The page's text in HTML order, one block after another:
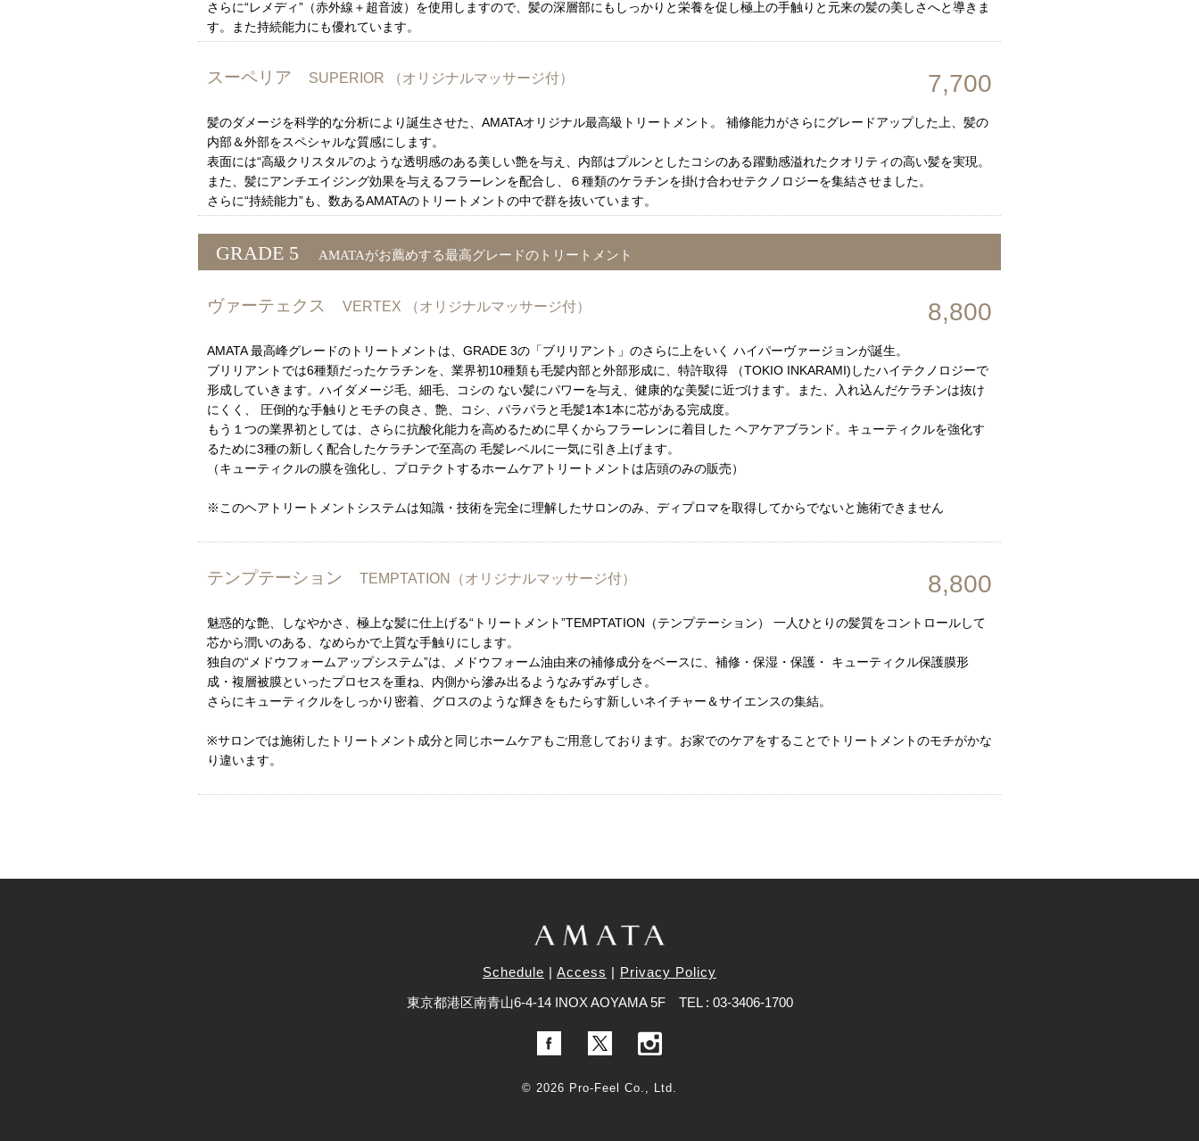
さらに“レメディ”（赤外線＋超音波）を使用しますので、髪の深層部にもしっかりと栄養を促し極上の手触りと元来の髪の美しさへと導きま
す。また持続能力にも優れています。
スーペリア SUPERIOR （オリジナルマッサージ付） 7,700
髪のダメージを科学的な分析により誕生させた、AMATAオリジナル最高級トリートメント。 補修能力がさらにグレードアップした上、髪の
内部＆外部をスペシャルな質感にします。
表面には“高級クリスタル”のような透明感のある美しい艶を与え、内部はプルンとしたコシのある躍動感溢れたクオリティの高い髪を実現。
また、髪にアンチエイジング効果を与えるフラーレンを配合し、６種類のケラチンを掛け合わせテクノロジーを集結させました。
さらに“持続能力”も、数あるAMATAのトリートメントの中で群を抜いています。
GRADE 5 AMATAがお薦めする最高グレードのトリートメント
ヴァーテェクス VERTEX （オリジナルマッサージ付） 8,800
AMATA 最高峰グレードのトリートメントは、GRADE 3の「ブリリアント」のさらに上をいく ハイパーヴァージョンが誕生。
ブリリアントでは6種類だったケラチンを、業界初10種類も毛髪内部と外部形成に、特許取得 （TOKIO INKARAMI)したハイテクノロジーで
形成していきます。ハイダメージ毛、細毛、コシの ない髪にパワーを与え、健康的な美髪に近づけます。また、入れ込んだケラチンは抜け
にくく、 圧倒的な手触りとモチの良さ、艶、コシ、パラパラと毛髪1本1本に芯がある完成度。
もう１つの業界初としては、さらに抗酸化能力を高めるために早くからフラーレンに着目した ヘアケアブランド。キューティクルを強化す
るために3種の新しく配合したケラチンで至高の 毛髪レベルに一気に引き上げます。
（キューティクルの膜を強化し、プロテクトするホームケアトリートメントは店頭のみの販売）
※このヘアトリートメントシステムは知識・技術を完全に理解したサロンのみ、ディプロマを取得してからでないと施術できません
テンプテーション TEMPTATION（オリジナルマッサージ付） 8,800
魅惑的な艶、しなやかさ、極上な髪に仕上げる“トリートメント”TEMPTATION（テンプテーション） 一人ひとりの髪質をコントロールして
芯から潤いのある、なめらかで上質な手触りにします。
独自の“メドウフォームアップシステム”は、メドウフォーム油由来の補修成分をベースに、補修・保湿・保護・ キューティクル保護膜形
成・複層被膜といったプロセスを重ね、内側から滲み出るようなみずみずしさ。
さらにキューティクルをしっかり密着、グロスのような輝きをもたらす新しいネイチャー＆サイエンスの集結。
※サロンでは施術したトリートメント成分と同じホームケアもご用意しております。お家でのケアをすることでトリートメントのモチがかな
り違います。
Schedule Access
Privacy Policy
東京都港区南青山6-4-14 INOX AOYAMA 5F TEL : 03-3406-1700
© 2026 Pro-Feel Co., Ltd.